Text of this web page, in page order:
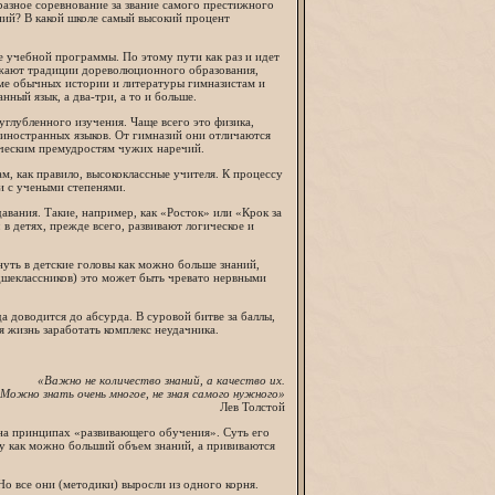
соревнование за звание самого престижного
В какой школе самый высокий процент
учебной программы. По этому пути как раз и идет
традиции дореволюционного образования,
обычных истории и литературы гимназистам и
язык, а два-три, а то и больше.
изучения. Чаще всего это физика,
языков. От гимназий они отличаются
премудростям чужих наречий.
как правило, высококлассные учителя. К процессу
с учеными степенями.
Такие, например, как «Росток» или «Крок за
детях, прежде всего, развивают логическое и
в детские головы как можно больше знаний,
это может быть чревато нервными
до абсурда. В суровой битве за баллы,
заработать комплекс неудачника.
«Важно не количество знаний, а качество их.
Можно знать очень многое, не зная самого нужного»
Лев Толстой
принципах «развивающего обучения». Суть его
как можно больший объем знаний, а прививаются
все они (методики) выросли из одного корня.